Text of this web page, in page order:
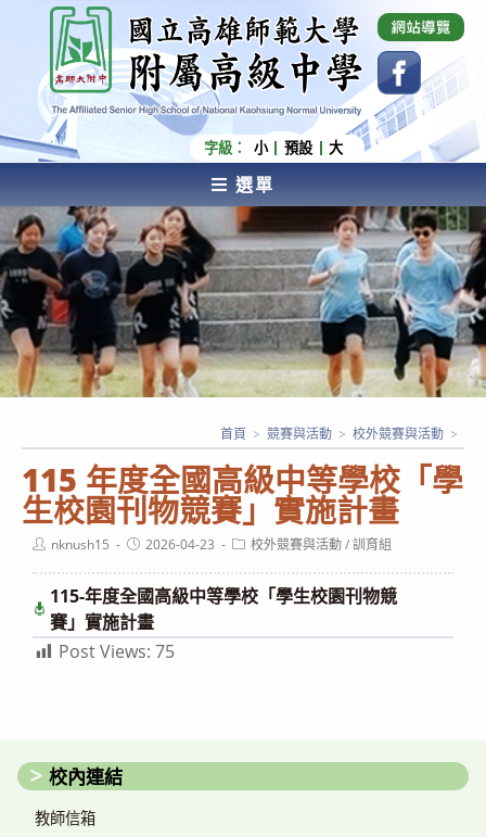
內
容
國立高雄師範大學附屬高級中學 Affiliated Senior
High School of National Kaohsiung Normal
University
字級： 小 預設 大
選單
AFFILIATED SENIOR HIGH SCHOOL OF NATIONAL
KAOHSIUNG NORMAL UNIVERSITY
115 年度全國高級中等學校「學
生校園刊物競賽」實施計畫
首頁 > 競賽與活動 > 校外競賽與活動 >
Postnknush15
Post2026-04-23
Post校外競賽與活動/訓育組
115-年度全國高級中等學校「學生校園刊物競
賽」實施計畫
Post Views: 75
校內連結
教師信箱